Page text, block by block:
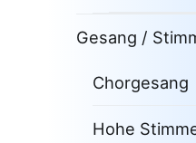
Gesang /
Chorgesang
Hohe